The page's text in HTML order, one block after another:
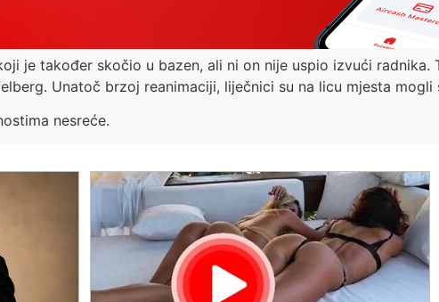
je također skočio u bazen, ali ni on nije uspio izvući
Unatoč brzoj reanimaciji, liječnici su na licu mjesta
nesreće.